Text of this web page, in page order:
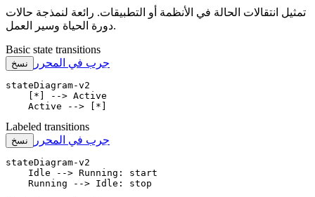
تمثيل انتقالات الحالة في الأنظمة أو التطبيقات. رائعة لنمذجة حالات
دورة الحياة وسير العمل.
Basic state transitions
نسخ جرب في المحرر
stateDiagram-v2
    [*] --> Active
    Active --> [*]
Labeled transitions
نسخ جرب في المحرر
stateDiagram-v2
    Idle --> Running: start
    Running --> Idle: stop